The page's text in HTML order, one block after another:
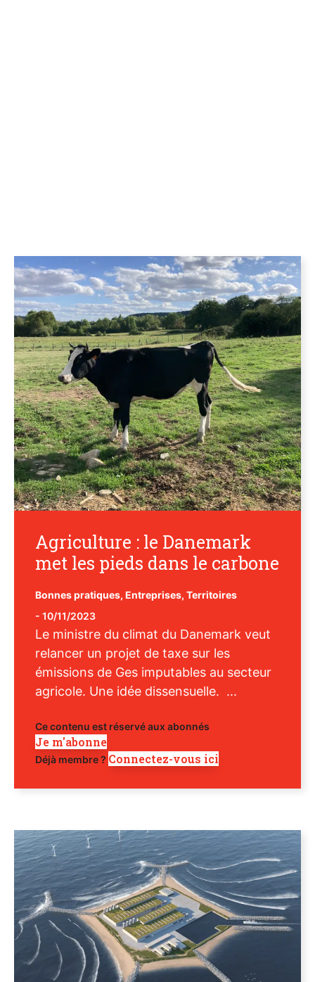
Agriculture : le Danemark
met les pieds dans le carbone
Bonnes pratiques, Entreprises, Territoires
- 10/11/2023
Le ministre du climat du Danemark veut
relancer un projet de taxe sur les
émissions de Ges imputables au secteur
agricole. Une idée dissensuelle. ...
Ce contenu est réservé aux abonnés
Je m'abonne
Déjà membre ? Connectez-vous ici